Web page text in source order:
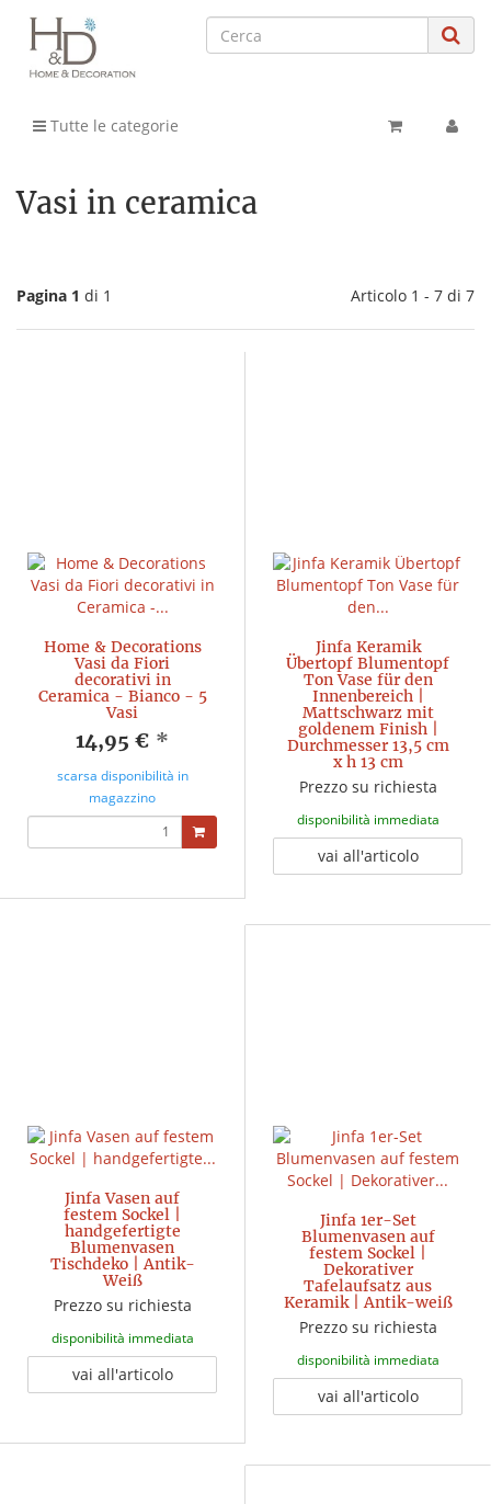
Tutte le categorie
Vasi in ceramica
Pagina 1 di 1 Articolo 1 - 7 di 7
Home & Decorations
Vasi da Fiori
decorativi in
Ceramica - Bianco - 5
Vasi
14,95 € *
scarsa disponibilità in
magazzino
Jinfa Keramik
Übertopf Blumentopf
Ton Vase für den
Innenbereich |
Mattschwarz mit
goldenem Finish |
Durchmesser 13,5 cm
x h 13 cm
Prezzo su richiesta
disponibilità immediata
vai all'articolo
Jinfa Vasen auf
festem Sockel |
handgefertigte
Blumenvasen
Tischdeko | Antik-
Weiß
Prezzo su richiesta
disponibilità immediata
vai all'articolo
Jinfa 1er-Set
Blumenvasen auf
festem Sockel |
Dekorativer
Tafelaufsatz aus
Keramik | Antik-weiß
Prezzo su richiesta
disponibilità immediata
vai all'articolo